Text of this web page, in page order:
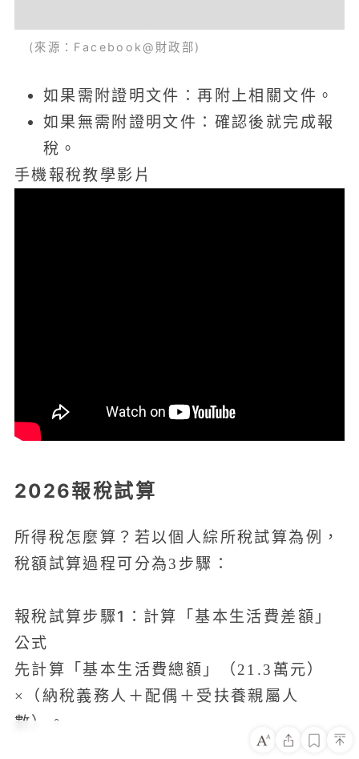
(來源：Facebook@財政部)
如果需附證明文件：再附上相關文件。
如果無需附證明文件：確認後就完成報
稅。
手機報稅教學影片
2026報稅試算
所得稅怎麼算？若以個人綜所稅試算為例，
稅額試算過程可分為3步驟：
報稅試算步驟1：計算「基本生活費差額」
公式
先計算「基本生活費總額」（21.3萬元）
×（納稅義務人＋配偶＋受扶養親屬人
數）。